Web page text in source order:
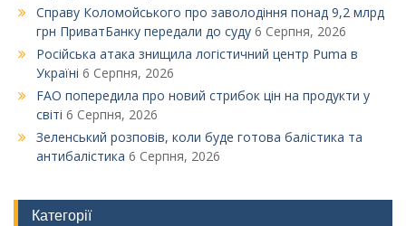
Справу Коломойського про заволодіння понад 9,2 млрд
грн ПриватБанку передали до суду 6 Серпня, 2026
Російська атака знищила логістичний центр Puma в
Україні 6 Серпня, 2026
FAO попередила про новий стрибок цін на продукти у
світі 6 Серпня, 2026
Зеленський розповів, коли буде готова балістика та
антибалістика 6 Серпня, 2026
Категорії